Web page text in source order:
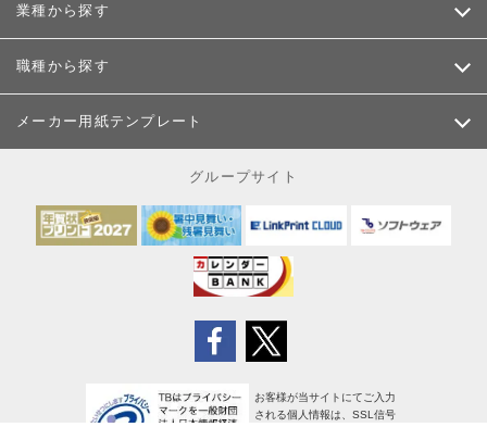
業種から探す
職種から探す
メーカー用紙テンプレート
グループサイト
お客様が当サイトにてご入力
される個人情報は、SSL信号